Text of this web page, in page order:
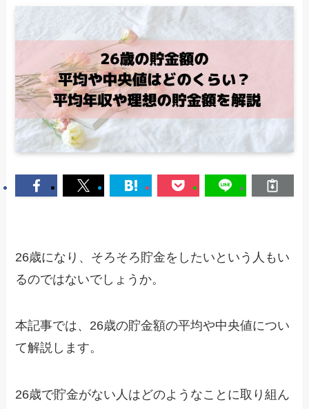
26歳になり、そろそろ貯金をしたいという人もい
るのではないでしょうか。
本記事では、26歳の貯金額の平均や中央値につい
て解説します。
26歳で貯金がない人はどのようなことに取り組ん